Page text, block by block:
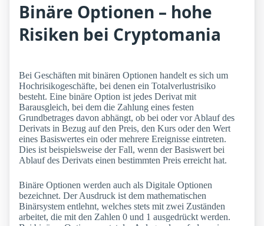
Binäre Optionen – hohe
Risiken bei Cryptomania
Bei Geschäften mit binären Optionen handelt es sich um
Hochrisikogeschäfte, bei denen ein Totalverlustrisiko
besteht. Eine binäre Option ist jedes Derivat mit
Barausgleich, bei dem die Zahlung eines festen
Grundbetrages davon abhängt, ob bei oder vor Ablauf des
Derivats in Bezug auf den Preis, den Kurs oder den Wert
eines Basiswertes ein oder mehrere Ereignisse eintreten.
Dies ist beispielsweise der Fall, wenn der Basiswert bei
Ablauf des Derivats einen bestimmten Preis erreicht hat.
Binäre Optionen werden auch als Digitale Optionen
bezeichnet. Der Ausdruck ist dem mathematischen
Binärsystem entlehnt, welches stets mit zwei Zuständen
arbeitet, die mit den Zahlen 0 und 1 ausgedrückt werden.